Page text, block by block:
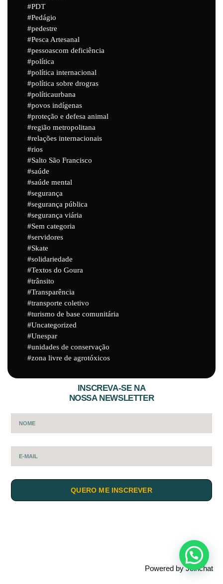
PDT
Pedágio
pedestre
Pesca Artesanal
pessoascom deficiência
política
política internacional
política sobre drogras
políticaurbana
povos indígenas
proteção e defesa animal
região metropolitana
relações internacionais
rios
Salto São Francisco
saúde
saúde mental
segurança
segurança pública
segurança viária
Sem categoria
servidores
Skate
solidariedade
Textos do Goura
trânsito
Transparência
transporte coletivo
turismo de base comunitária
Uncategorized
Unespar
unidades de conservação
zona livre de agrotóxicos
INSCREVA-SE NA
NOSSA NEWSLETTER
QUERO ME INSCREVER
Powered byJoinchat